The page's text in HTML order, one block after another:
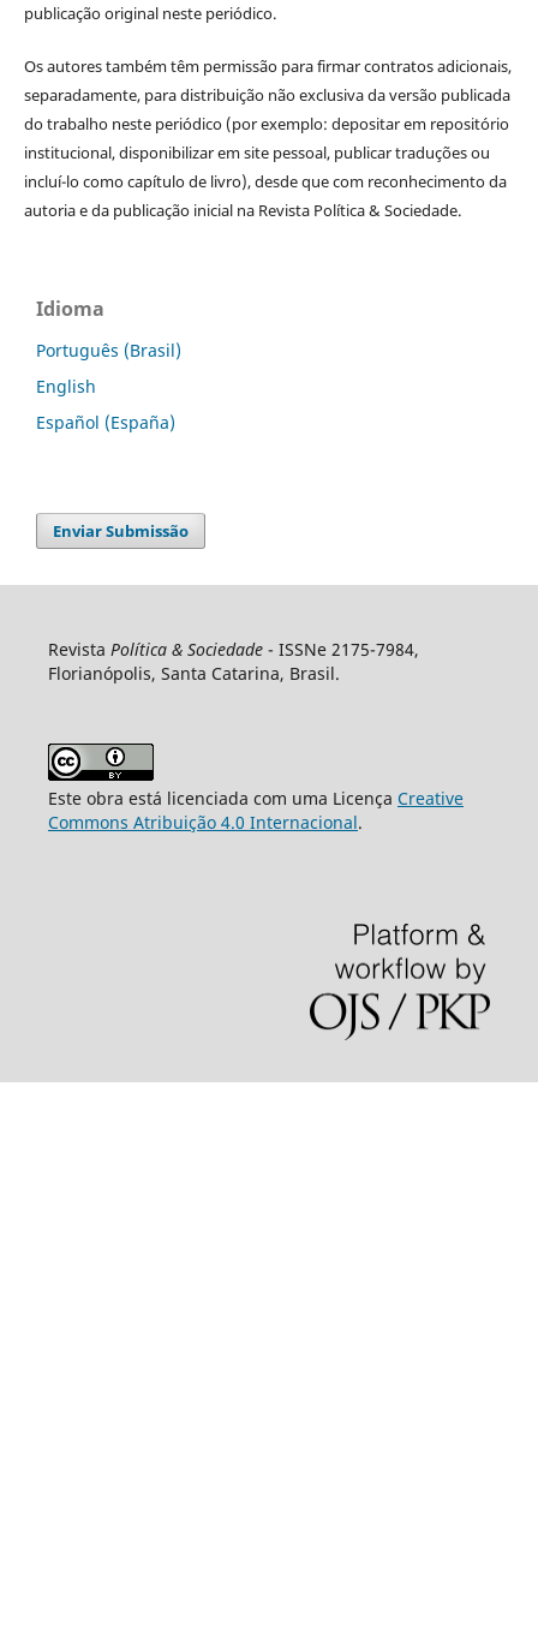
publicação original neste periódico.
Os autores também têm permissão para firmar contratos adicionais,
separadamente, para distribuição não exclusiva da versão publicada
do trabalho neste periódico (por exemplo: depositar em repositório
institucional, disponibilizar em site pessoal, publicar traduções ou
incluí-lo como capítulo de livro), desde que com reconhecimento da
autoria e da publicação inicial na Revista Política & Sociedade.
Idioma
Português (Brasil)
English
Español (España)
Enviar Submissão
Revista Política & Sociedade- ISSNe 2175-7984,
Florianópolis, Santa Catarina, Brasil.
Este obra está licenciada com uma Licença Creative
Commons Atribuição 4.0 Internacional.